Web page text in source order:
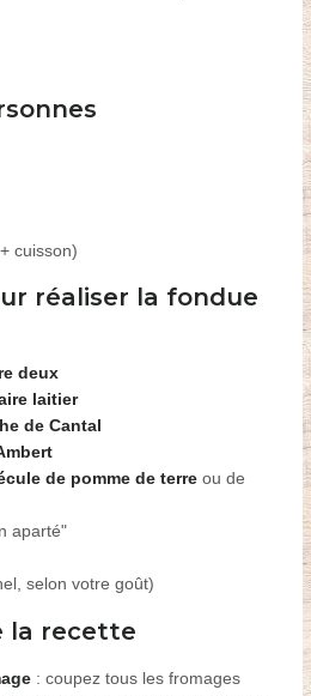
cuisson)
réaliser la fondue
deux
laitier
de Cantal
de pomme de terreou de
aparté"
selon votre goût)
la recette
: coupez tous les fromages